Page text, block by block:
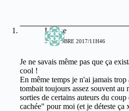
Lianne
3 OCTOBRE 2017/11H46
Je ne savais même pas que ça
cool !
En même temps je n'ai jamais
tombait toujours assez souvent au
sorties de certains auteurs du
cachée" pour moi (et je déteste ça